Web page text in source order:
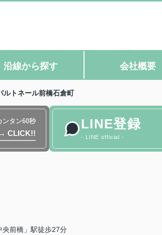
沿線から探す 会社概要
ルトネール前橋石倉町
ンタン60秒
→ CLICK!!
LINE登録
- LINE official -
央前橋」駅徒歩27分